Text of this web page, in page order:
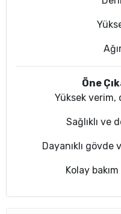
Öne
Yüksek
Sağlıklı ve
Dayanıklı gövde
Kolay